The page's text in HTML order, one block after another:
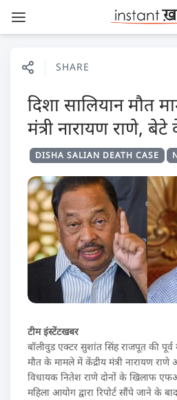
SHARE
दिशा सालियान मौत
मंत्री नारायण राणे,
DISHA SALIAN DEATH CASE
टीम इंस्टेंटखबर
बॉलीवुड एक्टर सुशांत सिंह राजपूत की
मौत के मामले में केंद्रीय मंत्री नारायण
विधायक नितेश राणे दोनों के खिलाफ
महिला आयोग द्वारा रिपोर्ट सौंपे जाने के